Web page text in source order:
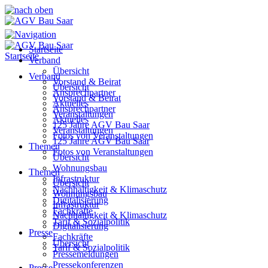
Startseite
Verband
Übersicht
Vorstand & Beirat
Ansprechpartner
Aktuelles
Veranstaltungen
125 Jahre AGV Bau Saar
Fotos von Veranstaltungen
Themen
Übersicht
Wohnungsbau
Infrastruktur
Nachhaltigkeit & Klimaschutz
Digitalisierung
Fachkräfte
Tarif & Sozialpolitik
Presse
Übersicht
Pressemeldungen
Pressekonferenzen
Startseite
Verband
Übersicht
Vorstand & Beirat
Ansprechpartner
Aktuelles
Veranstaltungen
125 Jahre AGV Bau Saar
Fotos von Veranstaltungen
Themen
Übersicht
Wohnungsbau
Infrastruktur
Nachhaltigkeit & Klimaschutz
Digitalisierung
Fachkräfte
Tarif & Sozialpolitik